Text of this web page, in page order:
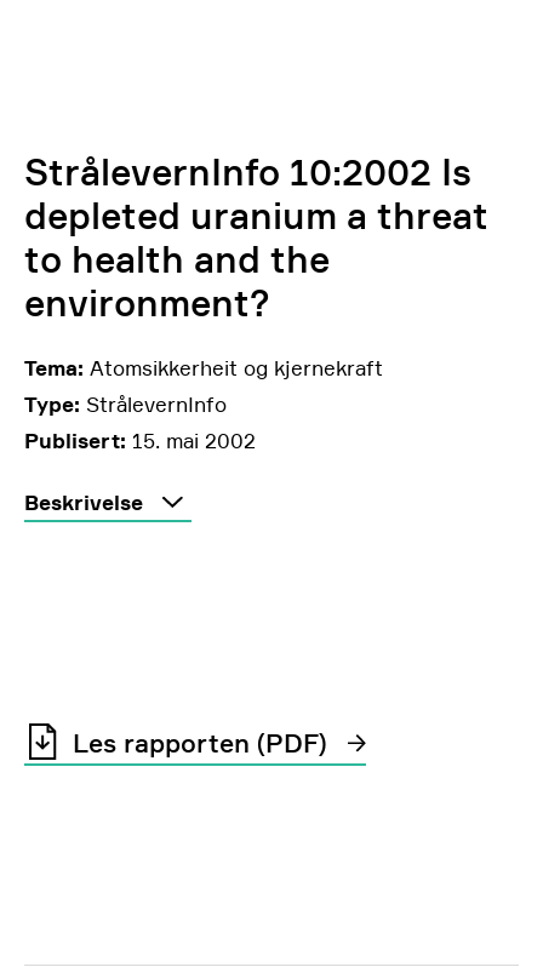
StrålevernInfo 10:2002 Is
depleted uranium a threat
to health and the
environment?
Tema: Atomsikkerheit og kjernekraft
Type: StrålevernInfo
Publisert: 15. mai 2002
Beskrivelse
Les rapporten (PDF)